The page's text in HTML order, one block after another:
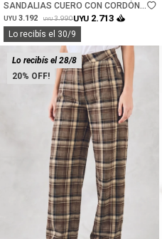
SANDALIAS CUERO CON CORDÓN -
CHOCOLATE
UYU 3.192 UYU 3.990UYU 2.713
Lo recibís el 30/9
20
Lo recibís el 28/8